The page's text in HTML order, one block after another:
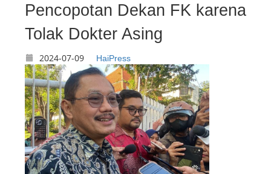
Pimpinan Komisi X Minta Makalah
MBG yang Catut Prabowo Diusut
08-07
Pencopotan Dekan FK karena
Tolak Dokter Asing
2024-07-09 HaiPress